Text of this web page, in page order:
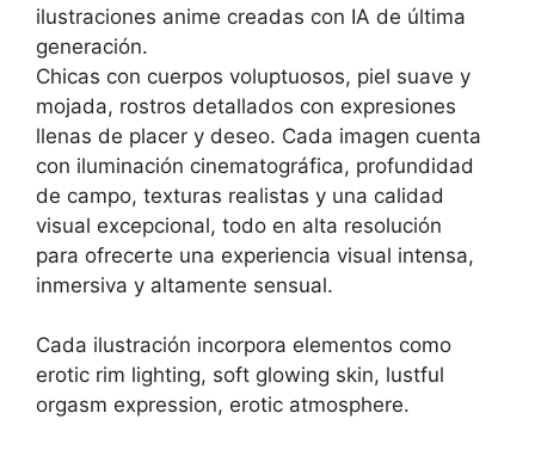
ilustraciones anime creadas con IA de última
generación.
Chicas con cuerpos voluptuosos, piel suave y
mojada, rostros detallados con expresiones
llenas de placer y deseo. Cada imagen cuenta
con iluminación cinematográfica, profundidad
de campo, texturas realistas y una calidad
visual excepcional, todo en alta resolución
para ofrecerte una experiencia visual intensa,
inmersiva y altamente sensual.
Cada ilustración incorpora elementos como
erotic rim lighting, soft glowing skin, lustful
orgasm expression, erotic atmosphere.